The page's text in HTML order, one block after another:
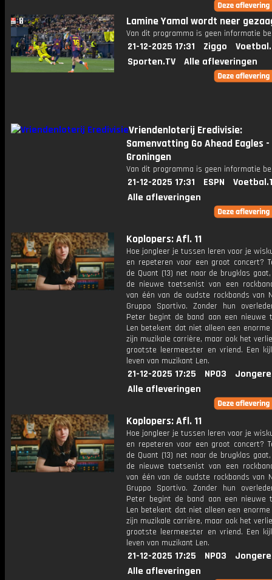
Lamine Yamal wordt neer
Van dit programma is geen informatie
21-12-2025 17:31 Ziggo
Sporten.TV
Alle afleveringen
Vriendenloterij Eredivisie:
Samenvatting Go Ahead Eagles -
Groningen
Van dit programma is geen informatie
21-12-2025 17:31 ESPN
Alle afleveringen
Koplopers: Afl. 11
Hoe jongleer je tussen leren voor je
en repeteren voor een groot concert?
de Quant (13) net naar de brugklas
de nieuwe toetsenist van een
van één van de oudste rockbands van
Gruppo Sportivo. Zonder hun
Peter begint de band aan een nieuwe
Len betekent dat niet alleen een
zijn muzikale carrière, maar ook het
grootste leermeester en vriend. Een
leven van muzikant Len.
21-12-2025 17:25 NPO3
Alle afleveringen
Koplopers: Afl. 11
Hoe jongleer je tussen leren voor je
en repeteren voor een groot concert?
de Quant (13) net naar de brugklas
de nieuwe toetsenist van een
van één van de oudste rockbands van
Gruppo Sportivo. Zonder hun
Peter begint de band aan een nieuwe
Len betekent dat niet alleen een
zijn muzikale carrière, maar ook het
grootste leermeester en vriend. Een
leven van muzikant Len.
21-12-2025 17:25 NPO3
Alle afleveringen